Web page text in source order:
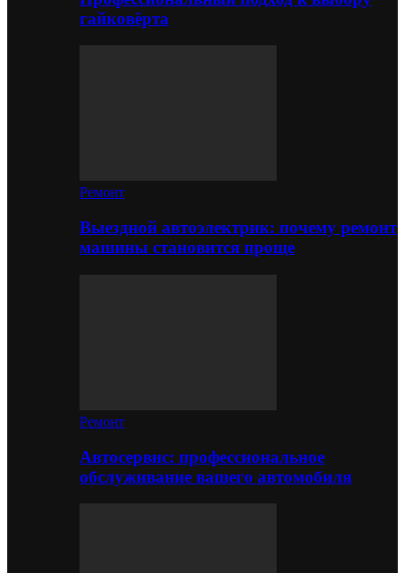
гайковёрта
Ремонт
Выездной автоэлектрик: почему ремонт
машины становится проще
Ремонт
Автосервис: профессиональное
обслуживание вашего автомобиля